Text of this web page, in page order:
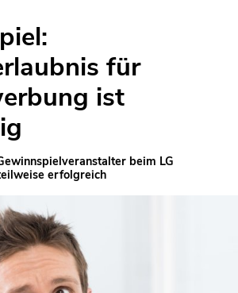
für
ist
beim LG
erfolgreich